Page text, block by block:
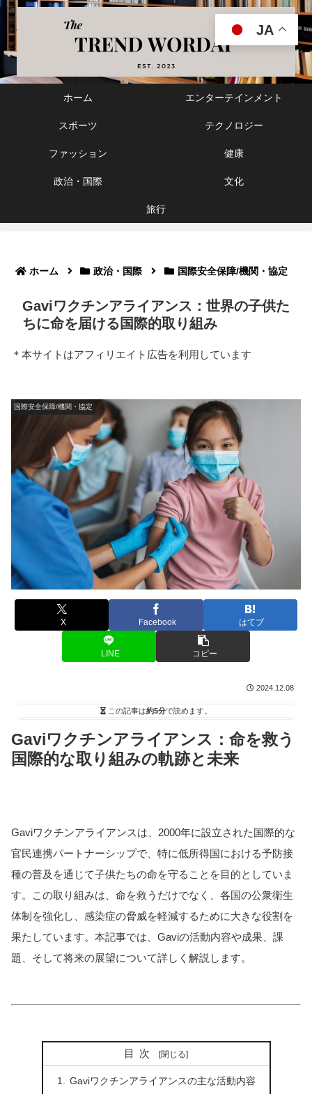
ホーム エンターテインメント
スポーツ テクノロジー
ファッション 健康
政治・国際 文化
旅行
ホーム 政治・国際 国際安全保障/機関・協定
Gaviワクチンアライアンス：世界の子供た
ちに命を届ける国際的取り組み
＊本サイトはアフィリエイト広告を利用しています
国際安全保障/機関・協定
X Facebook はてブ
LINE コピー
2024.12.08
この記事は約5分で読めます。
Gaviワクチンアライアンス：命を救う
国際的な取り組みの軌跡と未来
Gaviワクチンアライアンスは、2000年に設立された国際的な
官民連携パートナーシップで、特に低所得国における予防接
種の普及を通じて子供たちの命を守ることを目的としていま
す。この取り組みは、命を救うだけでなく、各国の公衆衛生
体制を強化し、感染症の脅威を軽減するために大きな役割を
果たしています。本記事では、Gaviの活動内容や成果、課
題、そして将来の展望について詳しく解説します。
目次
Gaviワクチンアライアンスの主な活動内容
JA